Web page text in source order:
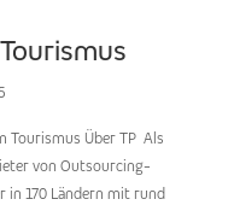
Tourismus Über TP Als
von Outsourcing-
in 170 Ländern mit rund